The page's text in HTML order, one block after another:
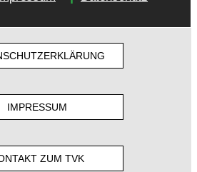
IMPRESSUM
ZUM TVK